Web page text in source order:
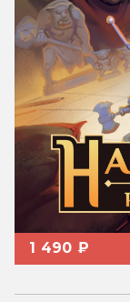
1 490 ₽